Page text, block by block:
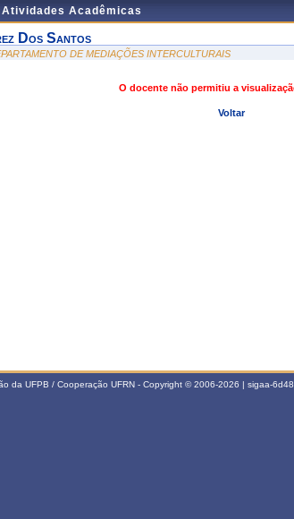
Acadêmicas
Dos Santos
DE MEDIAÇÕES INTERCULTURAIS
O docente não permitiu a
Voltar
da UFPB / Cooperação UFRN - Copyright © 2006-2026 | sigaa-